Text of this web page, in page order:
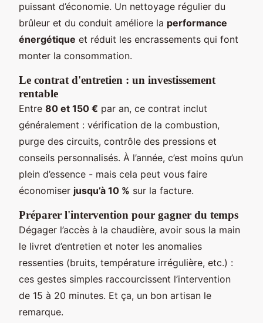
puissant d’économie. Un nettoyage régulier du
brûleur et du conduit améliore la performance
énergétique et réduit les encrassements qui font
monter la consommation.
Le contrat d'entretien : un investissement
rentable
Entre 80 et 150 € par an, ce contrat inclut
généralement : vérification de la combustion,
purge des circuits, contrôle des pressions et
conseils personnalisés. À l’année, c’est moins qu’un
plein d’essence - mais cela peut vous faire
économiser jusqu’à 10 % sur la facture.
Préparer l'intervention pour gagner du temps
Dégager l’accès à la chaudière, avoir sous la main
le livret d’entretien et noter les anomalies
ressenties (bruits, température irrégulière, etc.) :
ces gestes simples raccourcissent l’intervention
de 15 à 20 minutes. Et ça, un bon artisan le
remarque.